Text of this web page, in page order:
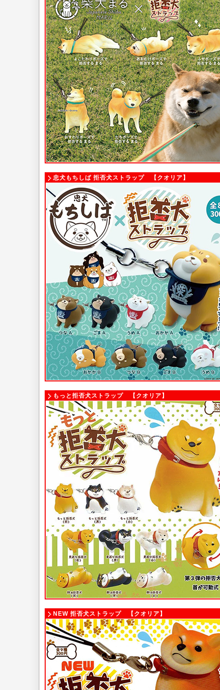
忠犬もちしば 拒否犬ストラップ 【クオリア】
もっと拒否犬ストラップ 【クオリア】
NEW 拒否犬ストラップ 【クオリア】